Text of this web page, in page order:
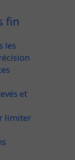
fin
les
et
limiter